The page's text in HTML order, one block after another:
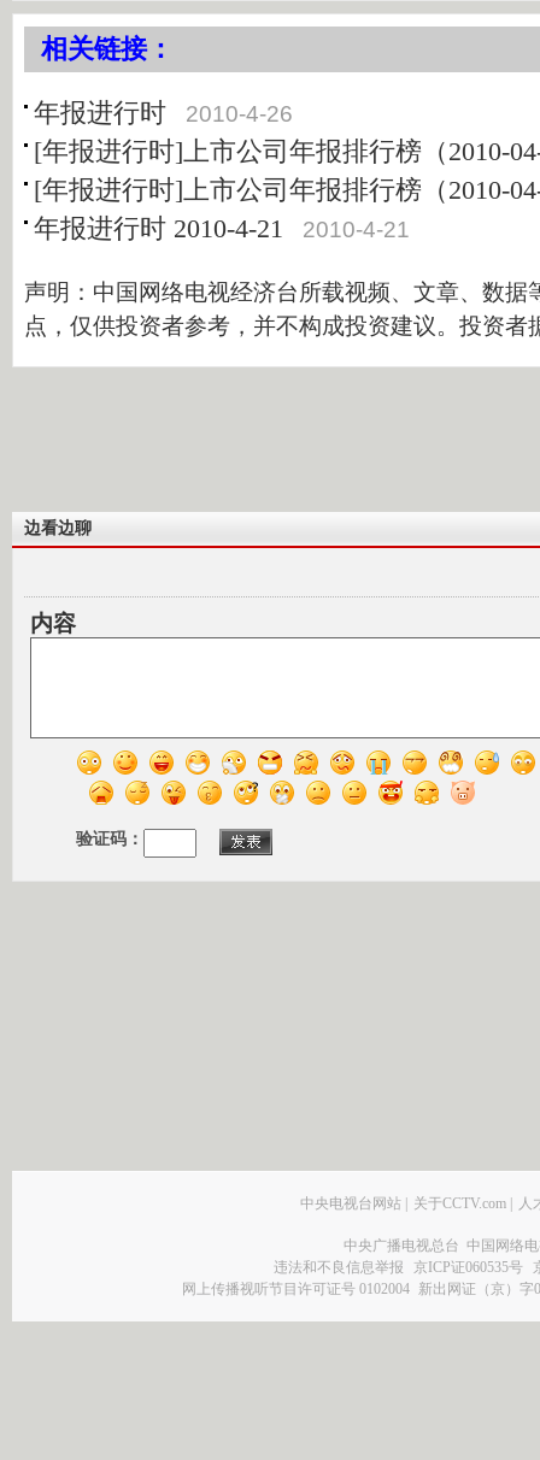
相关链接：
年报进行时 2010-4-26
[年报进行时]上市公司年报排行榜（2010-
[年报进行时]上市公司年报排行榜（2010-
年报进行时 2010-4-21
2010-4-21
声明：中国网络电视经济台所载视频、文章、数据
点，仅供投资者参考，并不构成投资建议。投资者
边看边聊
内容
验证码：
中央电视台网站 关于CCTV.com 人
中央广播电视总台 中国网络
违法和不良信息举报
京ICP证060535号
网上传播视听节目许可证号 0102004 新出网证（京）